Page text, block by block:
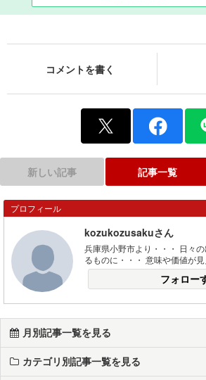
コメントを書く
新しい記事 記事一覧
プロフィール
kozukozusakuさん
兵庫県小野市より・・・ 日々
るものに・・・ 意味や価値が見
フォロー
月別記事一覧を見る
カテゴリ別記事一覧を見る